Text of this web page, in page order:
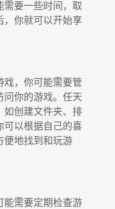
需要一些时间，取
，你就可以开始享
戏，你可能需要管
问你的游戏。任天
如创建文件夹、排
可以根据自己的喜
便地找到和玩游
能需要定期检查游